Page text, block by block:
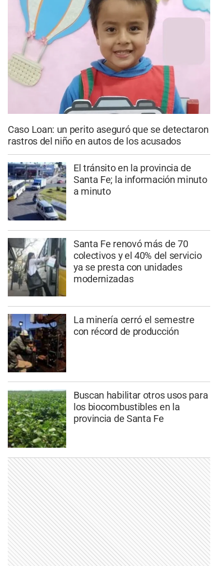
Caso Loan: un perito aseguró que se detectaron
rastros del niño en autos de los acusados
El tránsito en la provincia de
Santa Fe; la información minuto
a minuto
Santa Fe renovó más de 70
colectivos y el 40% del servicio
ya se presta con unidades
modernizadas
La minería cerró el semestre
con récord de producción
Buscan habilitar otros usos para
los biocombustibles en la
provincia de Santa Fe